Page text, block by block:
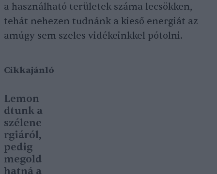
a használható területek száma lecsökken,
tehát nehezen tudnánk a kieső energiát az
amúgy sem szeles vidékeinkkel pótolni.
Cikkajánló
Lemon
dtunk a
szélene
rgiáról,
pedig
megold